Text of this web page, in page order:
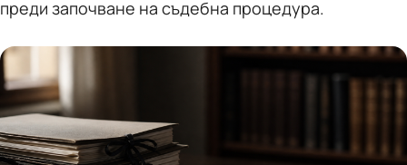
преди започване на съдебна процедура.